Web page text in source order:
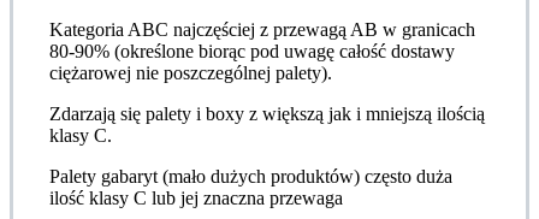
Kategoria ABC najczęściej z przewagą AB w granicach
80-90% (określone biorąc pod uwagę całość dostawy
ciężarowej nie poszczególnej palety).
Zdarzają się palety i boxy z większą jak i mniejszą ilością
klasy C.
Palety gabaryt (mało dużych produktów) często duża
ilość klasy C lub jej znaczna przewaga